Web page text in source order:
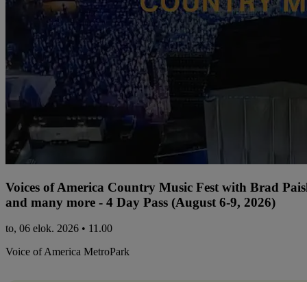
Voices of America Country Music Fest with Brad
and many more - 4 Day Pass (August 6-9, 2026)
to, 06 elok. 2026 • 11.00
Voice of America MetroPark